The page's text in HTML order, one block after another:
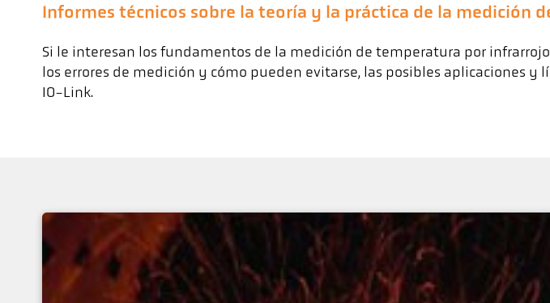
Informes técnicos sobre la teoría y la práctica de la medición
Si le interesan los fundamentos de la medición de temperatura por
los errores de medición y cómo pueden evitarse, las posibles aplicaciones
IO-Link.